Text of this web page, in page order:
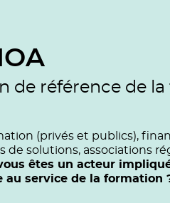
de référence de
(privés et publics),
de solutions, associations
êtes un acteur
service de la formation